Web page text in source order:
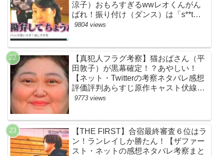
涼子）おもろすぎるwwレオくんがん
ばれ！振り付け（ダンス）は「s**t
kingz」のOguri・Kazuki！豪華！【ネ
BE:FIRST・ビーファースト】
9804 views
【真犯人フラグ考察】猫おばさん（平
田敦子）が黒幕確定！？あやしい！
【ネット・Twitterの考察ネタバレ感想
評価評判あらすじ原作キャスト伏線ま
とめ】
9773 views
【THE FIRST】合宿最終審査６位はラ
ン！ランレイしか勝たん！【ザファー
スト・ネットの感想ネタバレ考察まと